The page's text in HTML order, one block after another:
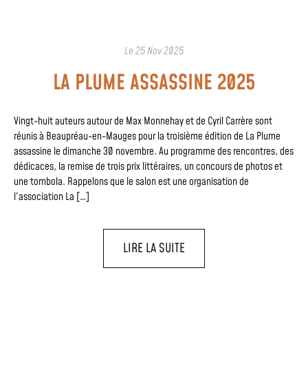
Le25 Nov 2025
LA PLUME ASSASSINE 2025
Vingt-huit auteurs autour de Max Monnehay et de Cyril Carrère sont
réunis à Beaupréau-en-Mauges pour la troisième édition de La Plume
assassine le dimanche 30 novembre. Au programme des rencontres, des
dédicaces, la remise de trois prix littéraires, un concours de photos et
une tombola. Rappelons que le salon est une organisation de
l’association La […]
LIRE LA SUITE